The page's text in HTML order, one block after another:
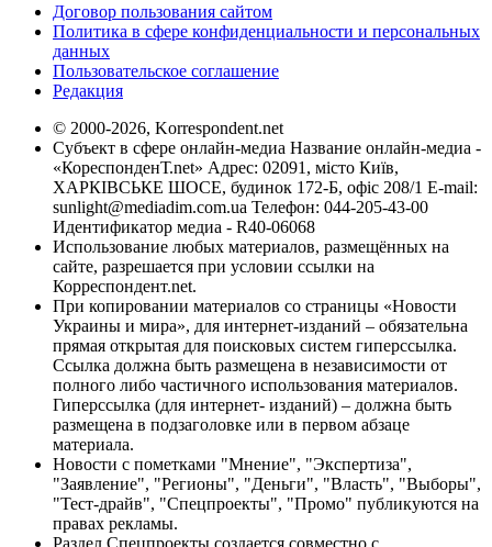
Договор пользования сайтом
Политика в сфере конфиденциальности и персональных
данных
Пользовательское соглашение
Редакция
© 2000-2026, Korrespondent.net
Субъект в сфере онлайн-медиа Название онлайн-медиа -
«КореспонденТ.net» Адрес: 02091, місто Київ,
ХАРКІВСЬКЕ ШОСЕ, будинок 172-Б, офіс 208/1 E-mail:
sunlight@mediadim.com.ua Телефон: 044-205-43-00
Идентификатор медиа - R40-06068
Использование любых материалов, размещённых на
сайте, разрешается при условии ссылки на
Корреспондент.net.
При копировании материалов со страницы «Новости
Украины и мира», для интернет-изданий – обязательна
прямая открытая для поисковых систем гиперссылка.
Ссылка должна быть размещена в независимости от
полного либо частичного использования материалов.
Гиперссылка (для интернет- изданий) – должна быть
размещена в подзаголовке или в первом абзаце
материала.
Новости с пометками "Мнение", "Экспертиза",
"Заявление", "Регионы", "Деньги", "Власть", "Выборы",
"Тест-драйв", "Спецпроекты", "Промо" публикуются на
правах рекламы.
Раздел Спецпроекты создается совместно с